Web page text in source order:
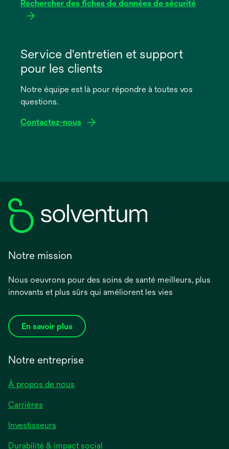
Rechercher des fiches de données de sécurité
dans
nouvel
onglet
Service d'entretien et support
pour les clients
Notre équipe est là pour répondre à toutes vos
questions.
Contactez-nous
Notre mission
Nous oeuvrons pour des soins de santé meilleurs, plus
innovants et plus sûrs qui améliorent les vies
En savoir plus
Notre entreprise
À propos de nous
Carrières
Investisseurs
Durabilité & impact social